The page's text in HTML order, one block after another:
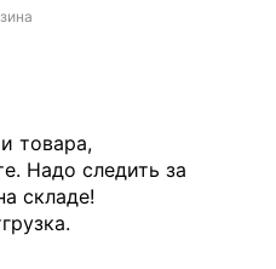
товара,
Надо следить за
складе!